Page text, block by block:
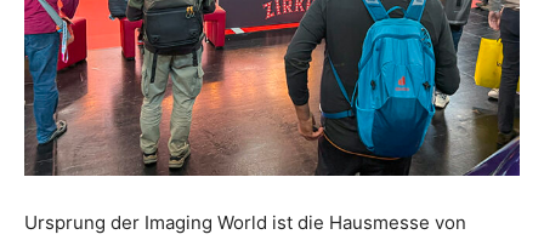
Ursprung der Imaging World ist die Hausmesse von